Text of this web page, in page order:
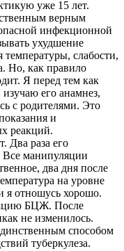
уже 15 лет.
верным
инфекционной
ухудшение
слабости,
Но, как правило
Я перед тем как
его анамнез,
с родителями. Это
и
реакций.
Два раза его
манипуляции
два дня после
на уровне
я отношусь хорошо.
БЦЖ. После
не изменилось.
способом
туберкулеза.